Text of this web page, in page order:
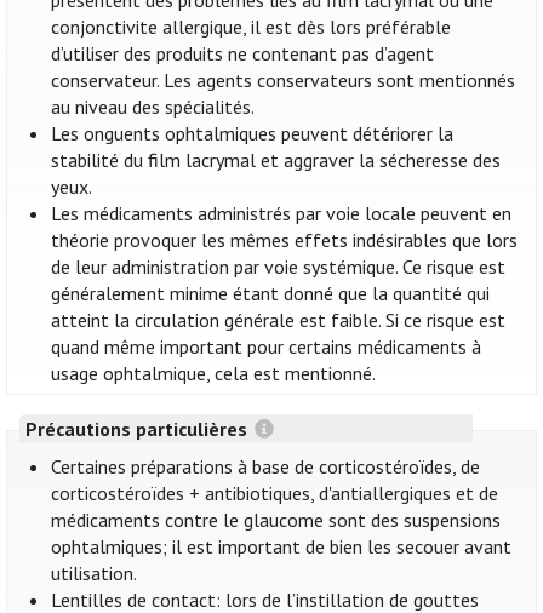
conjonctivite allergique, il est dès lors préférable
d’utiliser des produits ne contenant pas d’agent
conservateur. Les agents conservateurs sont mentionnés
au niveau des spécialités.
Les onguents ophtalmiques peuvent détériorer la
stabilité du film lacrymal et aggraver la sécheresse des
yeux.
Les médicaments administrés par voie locale peuvent en
théorie provoquer les mêmes effets indésirables que lors
de leur administration par voie systémique. Ce risque est
généralement minime étant donné que la quantité qui
atteint la circulation générale est faible. Si ce risque est
quand même important pour certains médicaments à
usage ophtalmique, cela est mentionné.
Précautions particulières
Certaines préparations à base de corticostéroïdes, de
corticostéroïdes + antibiotiques, d'antiallergiques et de
médicaments contre le glaucome sont des suspensions
ophtalmiques; il est important de bien les secouer avant
utilisation.
Lentilles de contact: lors de l’instillation de gouttes